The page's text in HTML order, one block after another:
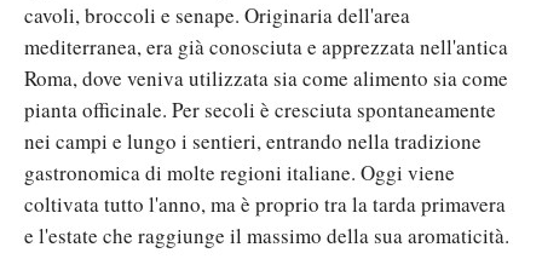
cavoli, broccoli e senape. Originaria dell'area
mediterranea, era già conosciuta e apprezzata nell'antica
Roma, dove veniva utilizzata sia come alimento sia come
pianta officinale. Per secoli è cresciuta spontaneamente
nei campi e lungo i sentieri, entrando nella tradizione
gastronomica di molte regioni italiane. Oggi viene
coltivata tutto l'anno, ma è proprio tra la tarda primavera
e l'estate che raggiunge il massimo della sua aromaticità.